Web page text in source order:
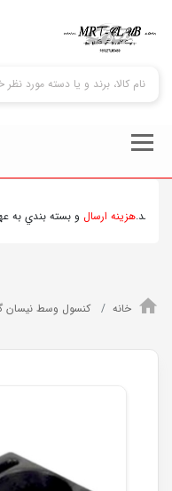
هزينه ارسالو بسته بندي به عهده
خانه کنسول وسط نیسان